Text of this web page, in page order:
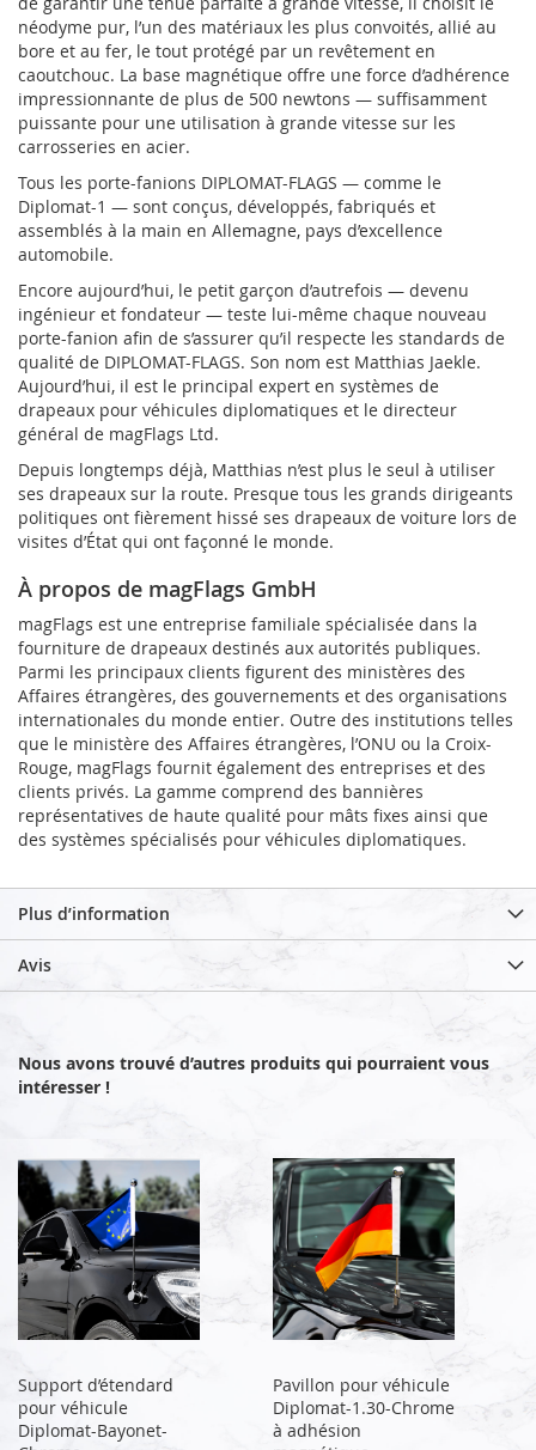
néodyme pur, l’un des matériaux les plus convoités, allié au
bore et au fer, le tout protégé par un revêtement en
caoutchouc. La base magnétique offre une force d’adhérence
impressionnante de plus de 500 newtons — suffisamment
puissante pour une utilisation à grande vitesse sur les
carrosseries en acier.
Tous les porte-fanions DIPLOMAT-FLAGS — comme le
Diplomat-1 — sont conçus, développés, fabriqués et
assemblés à la main en Allemagne, pays d’excellence
automobile.
Encore aujourd’hui, le petit garçon d’autrefois — devenu
ingénieur et fondateur — teste lui-même chaque nouveau
porte-fanion afin de s’assurer qu’il respecte les standards de
qualité de DIPLOMAT-FLAGS. Son nom est Matthias Jaekle.
Aujourd’hui, il est le principal expert en systèmes de
drapeaux pour véhicules diplomatiques et le directeur
général de magFlags Ltd.
Depuis longtemps déjà, Matthias n’est plus le seul à utiliser
ses drapeaux sur la route. Presque tous les grands dirigeants
politiques ont fièrement hissé ses drapeaux de voiture lors de
visites d’État qui ont façonné le monde.
À propos de magFlags GmbH
magFlags est une entreprise familiale spécialisée dans la
fourniture de drapeaux destinés aux autorités publiques.
Parmi les principaux clients figurent des ministères des
Affaires étrangères, des gouvernements et des organisations
internationales du monde entier. Outre des institutions telles
que le ministère des Affaires étrangères, l’ONU ou la Croix-
Rouge, magFlags fournit également des entreprises et des
clients privés. La gamme comprend des bannières
représentatives de haute qualité pour mâts fixes ainsi que
des systèmes spécialisés pour véhicules diplomatiques.
Plus d’information
Avis
Nous avons trouvé d’autres produits qui pourraient vous
intéresser !
Support d’étendard
pour véhicule
Diplomat-Bayonet-
Pavillon pour véhicule
Diplomat-1.30-Chrome
à adhésion